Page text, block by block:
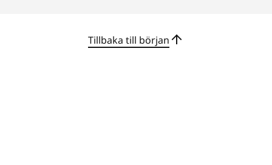
Tillbaka till början